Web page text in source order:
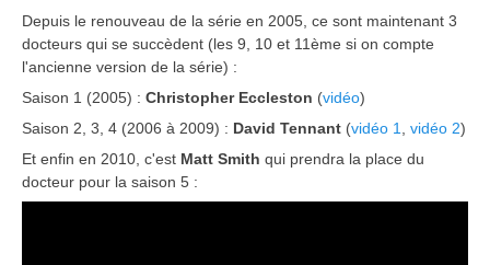
Depuis le renouveau de la série en 2005, ce sont maintenant 3
docteurs qui se succèdent (les 9, 10 et 11ème si on compte
l'ancienne version de la série) :
Saison 1 (2005) : Christopher Eccleston (vidéo)
Saison 2, 3, 4 (2006 à 2009) : David Tennant (vidéo 1 vidéo 2)
Et enfin en 2010, c'est Matt Smith qui prendra la place du
docteur pour la saison 5 :